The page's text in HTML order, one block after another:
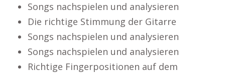
Songs nachspielen und analysieren
Die richtige Stimmung der Gitarre
Songs nachspielen und analysieren
Songs nachspielen und analysieren
Richtige Fingerpositionen auf dem